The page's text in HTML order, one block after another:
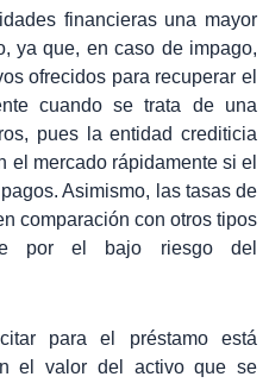
financieras una mayor
ya que, en caso de impago,
ofrecidos para recuperar el
cuando se trata de una
pues la entidad crediticia
el mercado rápidamente si el
Asimismo, las tasas de
comparación con otros tipos
por el bajo riesgo del
para el préstamo está
el valor del activo que se